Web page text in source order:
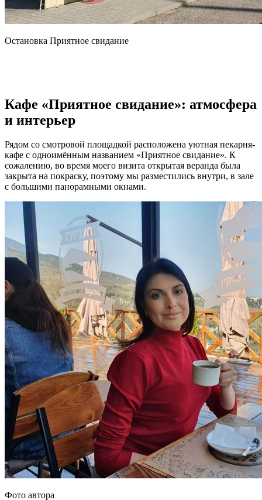
Остановка Приятное свидание
Кафе «Приятное свидание»: атмосфера
и интерьер
Рядом со смотровой площадкой расположена уютная пекарня-
кафе с одноимённым названием «Приятное свидание». К
сожалению, во время моего визита открытая веранда была
закрыта на покраску, поэтому мы разместились внутри, в зале
с большими панорамными окнами.
Фото автора